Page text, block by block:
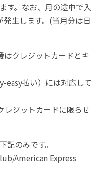
す。なお、月の途中で入
生します。(当月分は日
はクレジットカードとキ
easy払い）には対応して
ジットカードに限らせ
記のみです。
American Express